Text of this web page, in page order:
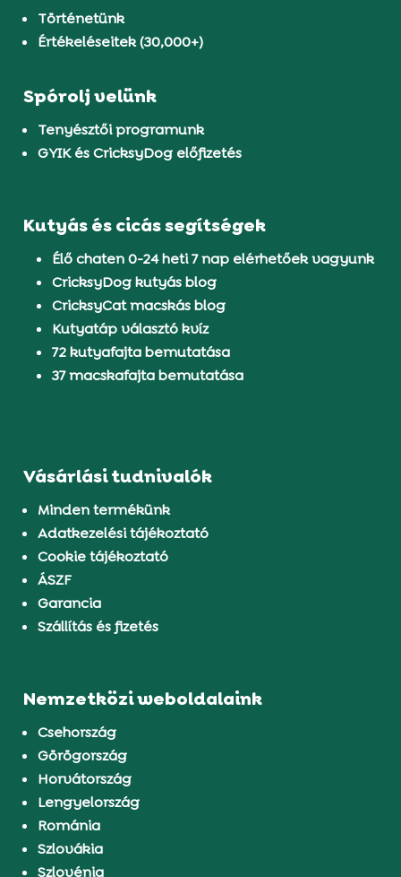
Történetünk
Értékeléseitek (30,000+)
Spórolj velünk
Tenyésztői programunk
GYIK és CricksyDog előfizetés
Kutyás és cicás segítségek
Élő chaten 0-24 heti 7 nap elérhetőek vagyunk
CricksyDog kutyás blog
CricksyCat macskás blog
Kutyatáp választó kvíz
72 kutyafajta bemutatása
37 macskafajta bemutatása
Vásárlási tudnivalók
Minden termékünk
Adatkezelési tájékoztató
Cookie tájékoztató
ÁSZF
Garancia
Szállítás és fizetés
Nemzetközi weboldalaink
Csehország
Görögország
Horvátország
Lengyelország
Románia
Szlovákia
Szlovénia